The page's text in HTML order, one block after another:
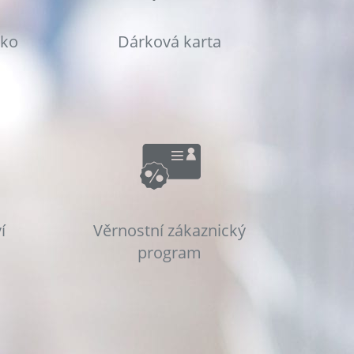
Dárková karta
Věrnostní zákaznický
program